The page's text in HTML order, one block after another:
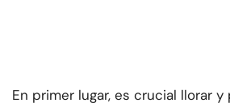
En primer lugar, es crucial llorar